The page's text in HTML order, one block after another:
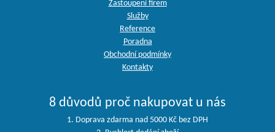
Zastoupení firem
Služby
Reference
Poradna
Obchodní podmínky
Kontakty
8 důvodů proč nakupovat u nás
1. Doprava zdarma nad 5000 Kč bez DPH